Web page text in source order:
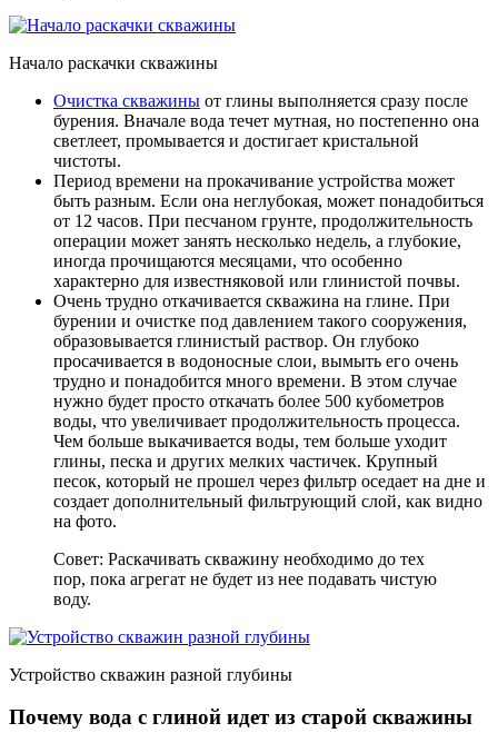
Начало раскачки скважины
Очистка скважины от глины выполняется сразу после
бурения. Вначале вода течет мутная, но постепенно она
светлеет, промывается и достигает кристальной
чистоты.
Период времени на прокачивание устройства может
быть разным. Если она неглубокая, может понадобиться
от 12 часов. При песчаном грунте, продолжительность
операции может занять несколько недель, а глубокие,
иногда прочищаются месяцами, что особенно
характерно для известняковой или глинистой почвы.
Очень трудно откачивается скважина на глине. При
бурении и очистке под давлением такого сооружения,
образовывается глинистый раствор. Он глубоко
просачивается в водоносные слои, вымыть его очень
трудно и понадобится много времени. В этом случае
нужно будет просто откачать более 500 кубометров
воды, что увеличивает продолжительность процесса.
Чем больше выкачивается воды, тем больше уходит
глины, песка и других мелких частичек. Крупный
песок, который не прошел через фильтр оседает на дне и
создает дополнительный фильтрующий слой, как видно
на фото.
Совет: Раскачивать скважину необходимо до тех
пор, пока агрегат не будет из нее подавать чистую
воду.
Устройство скважин разной глубины
Почему вода с глиной идет из старой скважины